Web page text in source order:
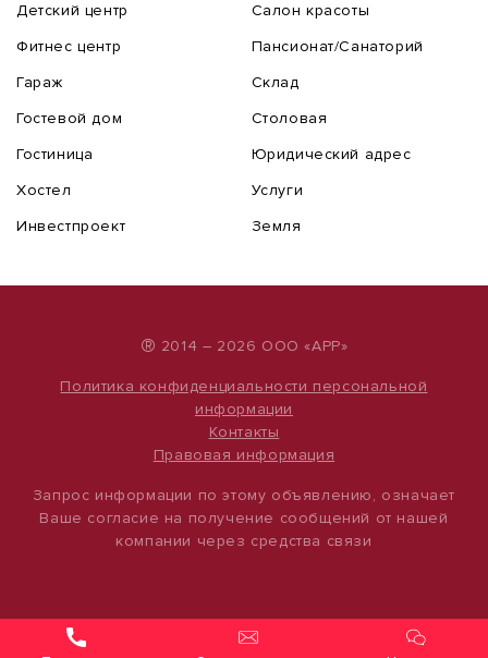
Детский центр
Фитнес центр
Гараж
Гостевой дом
Гостиница
Хостел
Инвестпроект
Салон красоты
Пансионат/Санаторий
Склад
Столовая
Юридический адрес
Услуги
Земля
® 2014 – 2026 ООО «АРР»
Политика конфиденциальности персональной
информации
Контакты
Правовая информация
Запрос информации по этому объявлению, означает
Ваше согласие на получение сообщений от нашей
компании через средства связи